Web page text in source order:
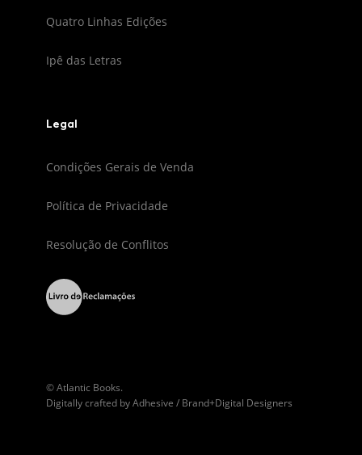
Quatro Linhas Edições
Ipê das Letras
Legal
Condições Gerais de Venda
Política de Privacidade
Resolução de Conflitos
© Atlantic Books.
Digitally crafted byAdhesive / Brand+Digital Designers